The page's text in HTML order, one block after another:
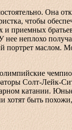
Она
чтобы
и приемных
нее неплохо
портрет маслом.
Солт-Лейк-
катании.
хотят быть